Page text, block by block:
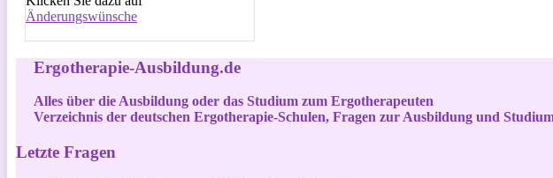
Änderungswünsche
Ergotherapie-Ausbildung.de
Alles über die Ausbildung oder das Studium zum Ergotherapeuten
Verzeichnis der deutschen Ergotherapie-Schulen, Fragen zur Ausbildung und
Letzte Fragen